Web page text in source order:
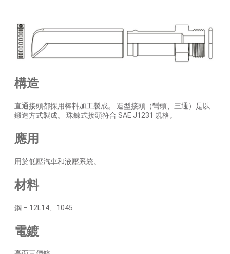
構造
直通接頭都採用棒料加工製成。 造型接頭（彎頭、三通）是以
鍛造方式製成。 珠鍊式接頭符合 SAE J1231 規格。
應用
用於低壓汽車和液壓系統。
材料
鋼 – 12L14、1045
電鍍